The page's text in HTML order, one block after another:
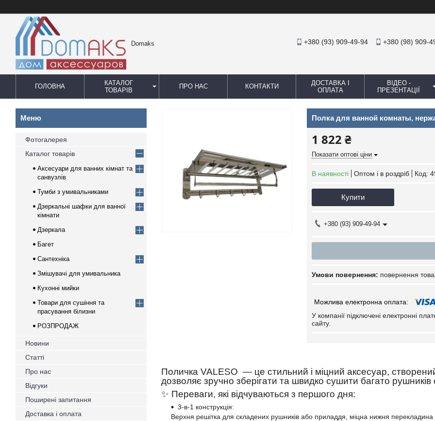
Domaks +380 (93) 909-49-94 +380 (98) 909-
ГОЛОВНА
КАТАЛОГ
ТОВАРІВ
ПРО НАС КОНТАКТИ
ДОСТАВКА І
ОПЛАТА
ВІДЕО -
ПРЕЗЕНТАЦІЇ
Полка для ванной комнаты,
1 822 ₴
Показати оптові ціни
В наявності Оптом і в роздріб Код:
Купити
+380 (93) 909-49-94
повернення
У компанії підключені електронні
сайту.
Поличка VALESO — це стильний і міцний аксесуар,
дозволяє зручно зберігати та швидко сушити багато рушників
✨ Переваги, які відчуваються з першого дня:
3-в-1 конструкція:
Верхня решітка для складених рушників або приладдя, міцна нижня перекладина
Фотогалерея
Каталог товарів
Аксесуари для ванних кімнат та
санвузлів
Тумби з умивальниками
Дзеркальні шафки для ванної
кімнати
Дзеркала
Багет
Сантехніка
Змішувачі для умивальника
Кухонні мийки
Товари для сушіння та
прасування білизни
РОЗПРОДАЖ
Новини
Статті
Про нас
Відгуки
Поширені запитання
Доставка і оплата